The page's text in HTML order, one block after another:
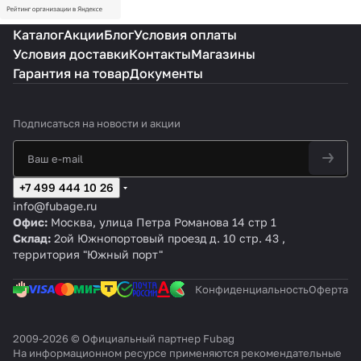
КаталогАкцииБлогУсловия оплаты
Условия доставкиКонтактыМагазины
Гарантия на товарДокументы
Подписаться на новости и акции
+7 499 444 10 26
info@fubage.ru
Офис: Москва, улица Петра Романова 14 стр 1
Склад: 2ой Южнопортовый проезд д. 10 стр. 43 ,
территория "Южный порт"
КонфиденциальностьОферта
2009-2026 © Официальный партнер Fubag
На информационном ресурсе применяются рекомендательные